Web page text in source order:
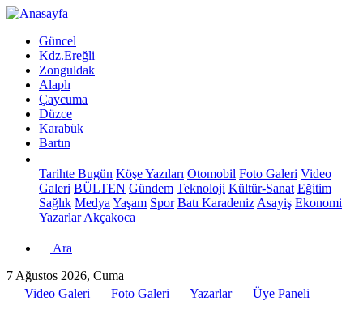
Güncel
Kdz.Ereğli
Zonguldak
Alaplı
Çaycuma
Düzce
Karabük
Bartın
Tarihte Bugün Köşe Yazıları Otomobil Foto Galeri Video
Galeri BÜLTEN Gündem Teknoloji Kültür-Sanat Eğitim
Sağlık Medya Yaşam Spor Batı Karadeniz Asayiş Ekonomi
Yazarlar Akçakoca
Ara
7 Ağustos 2026, Cuma
Video Galeri
Foto Galeri Yazarlar Üye Paneli